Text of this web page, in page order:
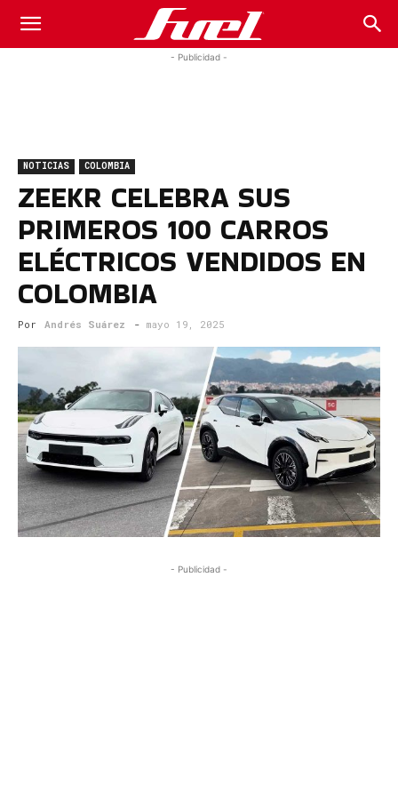
Fuel
Magazine
- Publicidad -
NOTICIAS COLOMBIA
ZEEKR CELEBRA SUS
PRIMEROS 100 CARROS
ELÉCTRICOS VENDIDOS EN
COLOMBIA
Por Andrés Suárez - mayo 19, 2025
- Publicidad -